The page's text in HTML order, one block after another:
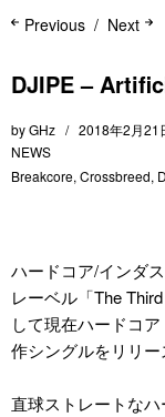
Next
Previous
DJIPE –
byGHz
2018年2月21
NEWS
Breakcore, Crossbreed,
ハードコア/インダ
レーベル「The
して現在ハードコ
作シングルをリリー
直球ストレートな